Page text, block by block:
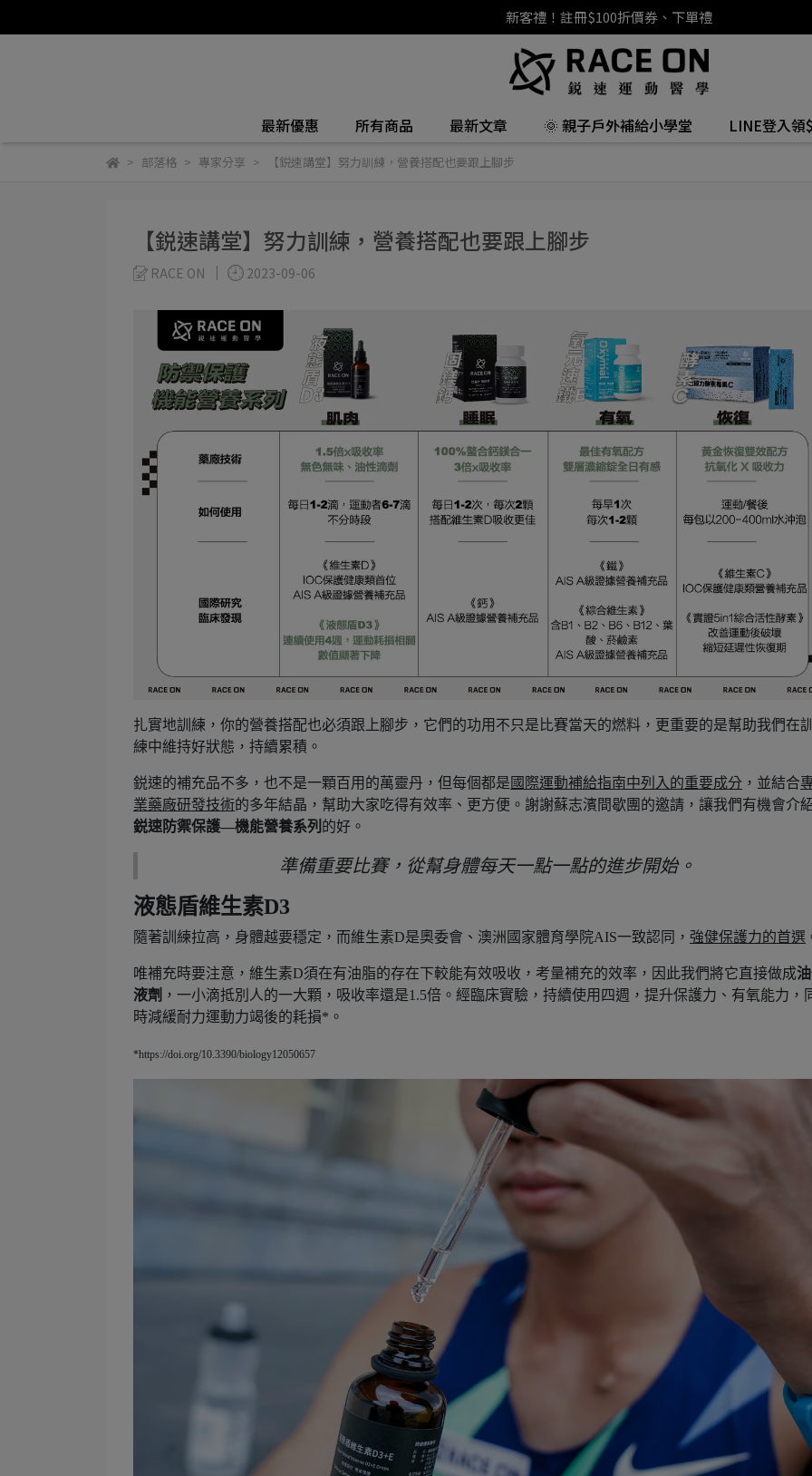
新客禮！註冊$100折價券、下單禮
最新優惠 所有商品 最新文章 🌞 親子戶外補給小學堂 LINE登入領
部落格 專家分享 【鋭速講堂】努力訓練，營養搭配也要跟上腳步
【鋭速講堂】努力訓練，營養搭配也要跟上腳步
RACE ON 2023-09-06
扎實地訓練，你的營養搭配也必須跟上腳步，它們的功用不只是比賽當天的燃料，更重要的是幫助我們在
練中維持好狀態，持續累積。
鋭速的補充品不多，也不是一顆百用的萬靈丹，但每個都是 國際運動補給指南中列入的重要成分 ，並結合
業藥廠研發技術的多年結晶，幫助大家吃得有效率、更方便。謝謝蘇志濱間歇團的邀請，讓我們有機會介
鋭速防禦保護—機能營養系列 的好。
準備重要比賽，從幫身體每天一點一點的進步開始。
液態盾維生素D3
隨著訓練拉高，身體越要穩定，而維生素D是奧委會、澳洲國家體育學院AIS一致認同， 強健保護力的首選
唯補充時要注意，維生素D須在有油脂的存在下較能有效吸收，考量補充的效率，因此我們將它直接做成
液劑 ，一小滴抵別人的一大顆，吸收率還是1.5倍。經臨床實驗，持續使用四週，提升保護力、有氧能力，
時減緩耐力運動力竭後的耗損*。
*https://doi.org/10.3390/biology12050657